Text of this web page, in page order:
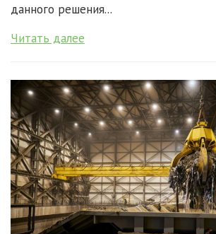
данного решения...
Читать далее